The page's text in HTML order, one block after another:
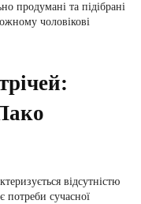
продумані та підібрані
чоловікові
відсутністю
потреби сучасної